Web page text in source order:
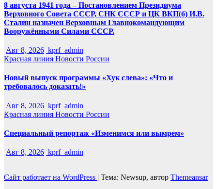
8 августа 1941 года – Постановлением Президиума
Верховного Совета СССР, СНК СССР и ЦК ВКП(б) И.В.
Сталин назначен Верховным Главнокомандующим
Вооружёнными Силами СССР.
Авг 8, 2026 kprf_admin
Красная линия Новости России
Новый выпуск программы «Хук слева»: «Что и
требовалось доказать!»
Авг 8, 2026 kprf_admin
Красная линия Новости России
Специальный репортаж «Изменимся или вымрем»
Авг 8, 2026 kprf_admin
Сайт работает на WordPress | Тема: Newsup, автор Themeansar